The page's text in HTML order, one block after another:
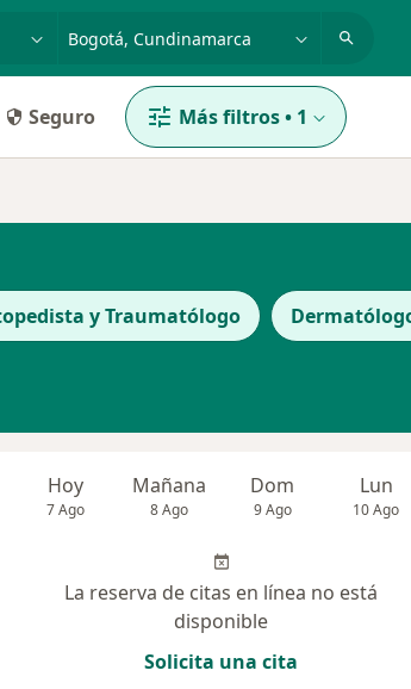
o nombre
p. ej. Bogotá
Seguro Más filtros• 1
y Traumatólogo
Hoy
7 Ago
Mañana
8 Ago
Dom
9 Ago
Lun
10 Ago
La reserva de citas en línea no está
disponible
Solicita una cita